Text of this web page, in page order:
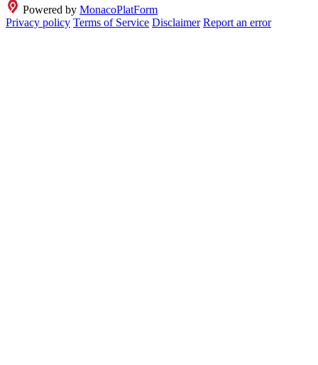
Powered by MonacoPlatForm
Privacy policy Terms of Service Disclaimer Report an error